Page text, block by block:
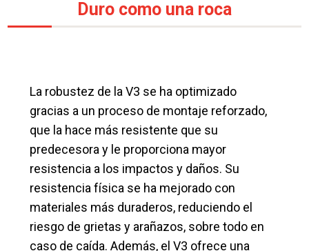
Duro como una roca
La robustez de la V3 se ha optimizado
gracias a un proceso de montaje reforzado,
que la hace más resistente que su
predecesora y le proporciona mayor
resistencia a los impactos y daños. Su
resistencia física se ha mejorado con
materiales más duraderos, reduciendo el
riesgo de grietas y arañazos, sobre todo en
caso de caída. Además, el V3 ofrece una